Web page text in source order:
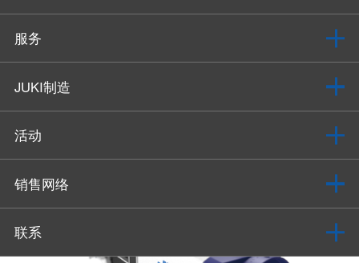
服务
JUKI制造
活动
销售网络
联系